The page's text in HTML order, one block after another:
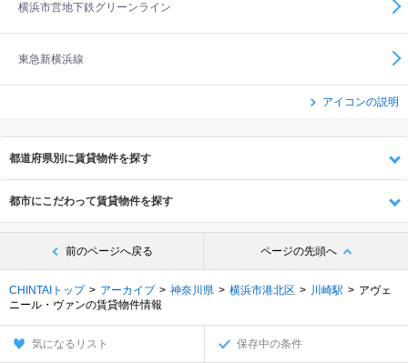
横浜市営地下鉄グリーンライン
東急新横浜線
アイコンの説明
都道府県別に賃貸物件を探す
都市にこだわって賃貸物件を探す
前のページへ戻る ページの先頭へ
CHINTAIトップ アーカイブ 神奈川県 横浜市港北区 川崎駅
アヴェ
ニール・ヴァンの賃貸物件情報
気になるリスト 保存中の条件